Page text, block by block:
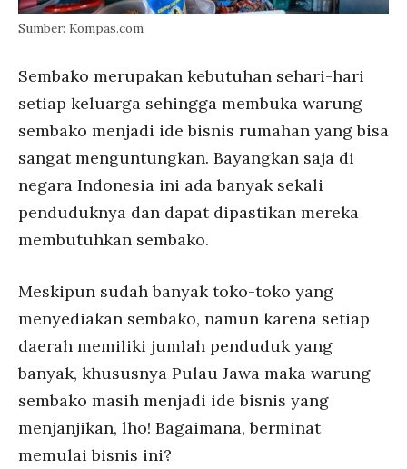
Sumber: Kompas.com
Sembako merupakan kebutuhan sehari-hari
setiap keluarga sehingga membuka warung
sembako menjadi ide bisnis rumahan yang bisa
sangat menguntungkan. Bayangkan saja di
negara Indonesia ini ada banyak sekali
penduduknya dan dapat dipastikan mereka
membutuhkan sembako.
Meskipun sudah banyak toko-toko yang
menyediakan sembako, namun karena setiap
daerah memiliki jumlah penduduk yang
banyak, khususnya Pulau Jawa maka warung
sembako masih menjadi ide bisnis yang
menjanjikan, lho! Bagaimana, berminat
memulai bisnis ini?